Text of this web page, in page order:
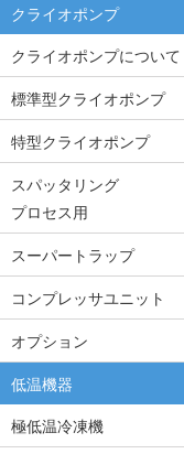
クライオポンプ
クライオポンプについて
標準型クライオポンプ
特型クライオポンプ
スパッタリング
プロセス用
スーパートラップ
コンプレッサユニット
オプション
低温機器
極低温冷凍機